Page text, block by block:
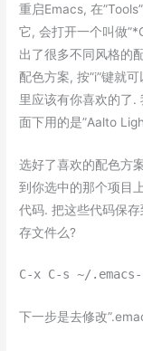
重启Emacs, 在
它, 会打开一个叫做
出了很多不同风格的
配色方案, 按”i”键就
里应该有你喜欢的了.
面下用的是”Aalto
选好了喜欢的配色方
到你选中的那个项目
代码. 把这些代码保
存文件么?
C-x C-s ~/
下一步是去修改